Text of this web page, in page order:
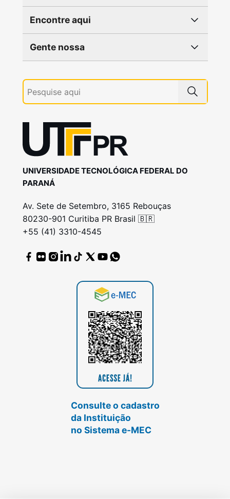
Encontre aqui
Gente nossa
UNIVERSIDADE TECNOLÓGICA FEDERAL DO
PARANÁ
Av. Sete de Setembro, 3165 Rebouças
80230-901 Curitiba PR Brasil 🇧🇷
+55 (41) 3310-4545
Consulte o cadastro
da Instituição
no Sistema e-MEC